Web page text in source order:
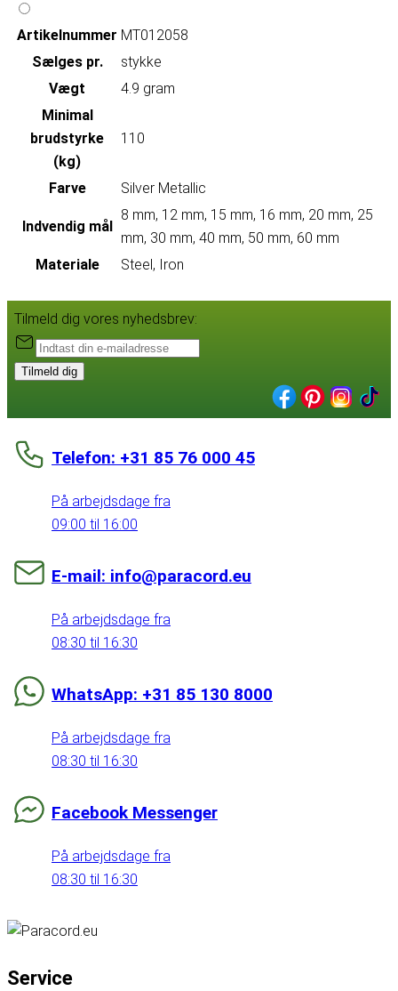
Artikelnummer MT012058
Sælges pr.
stykke
Vægt
4.9 gram
Minimal
brudstyrke
(kg)
110
Farve Silver Metallic
Indvendig mål
8 mm, 12 mm, 15 mm, 16 mm, 20 mm, 25
mm, 30 mm, 40 mm, 50 mm, 60 mm
Materiale
Steel, Iron
Tilmeld dig vores nyhedsbrev:
Tilmeld dig
Telefon: +31 85 76 000 45
På arbejdsdage fra
09:00 til 16:00
E-mail: info@paracord.eu
På arbejdsdage fra
08:30 til 16:30
WhatsApp: +31 85 130 8000
På arbejdsdage fra
08:30 til 16:30
Facebook Messenger
På arbejdsdage fra
08:30 til 16:30
Service